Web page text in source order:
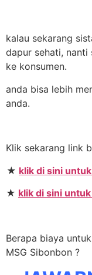
kalau sekarang
dapur sehati, nanti
ke konsumen.
anda bisa lebih
anda.
Klik sekarang link
★ klik di sini
★ klik di sini
Berapa biaya
MSG Sibonbon ?